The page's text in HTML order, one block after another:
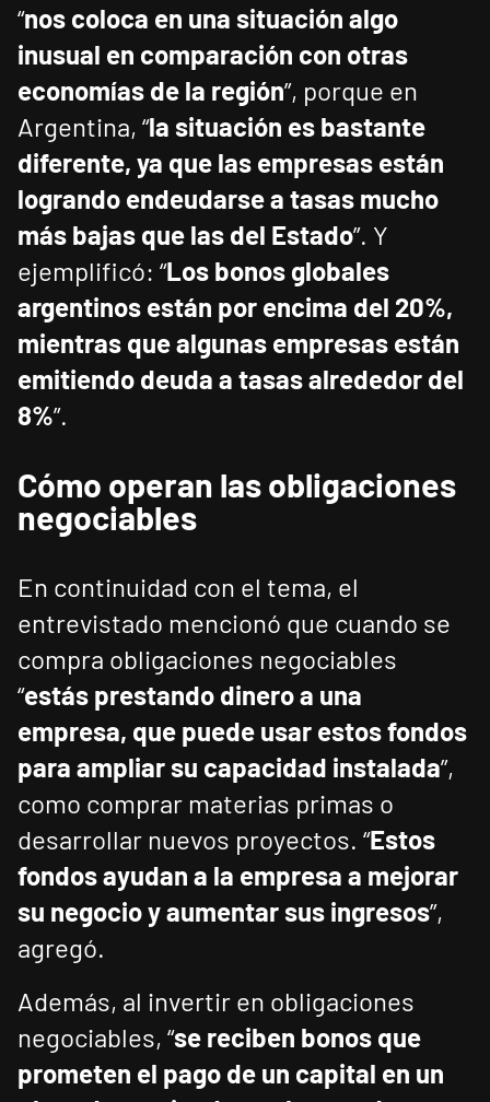
“nos coloca en una situación algo
inusual en comparación con otras
economías de la región”, porque en
Argentina, “la situación es bastante
diferente, ya que las empresas están
logrando endeudarse a tasas mucho
más bajas que las del Estado”. Y
ejemplificó: “Los bonos globales
argentinos están por encima del 20%,
mientras que algunas empresas están
emitiendo deuda a tasas alrededor del
8%”.
Cómo operan las obligaciones
negociables
En continuidad con el tema, el
entrevistado mencionó que cuando se
compra obligaciones negociables
“estás prestando dinero a una
empresa, que puede usar estos fondos
para ampliar su capacidad instalada”,
como comprar materias primas o
desarrollar nuevos proyectos. “Estos
fondos ayudan a la empresa a mejorar
su negocio y aumentar sus ingresos”,
agregó.
Además, al invertir en obligaciones
negociables, “se reciben bonos que
prometen el pago de un capital en un